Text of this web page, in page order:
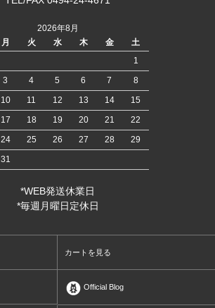
2026年8月
月 火 水 木 金
土
1
3 4 5 6 7
8
10 11 12 13 14
15
17 18 19 20 21
22
24 25 26 27 28
29
31
*WEB発送休業日
*毎週月曜日定休日
カートを見る
Official Blog